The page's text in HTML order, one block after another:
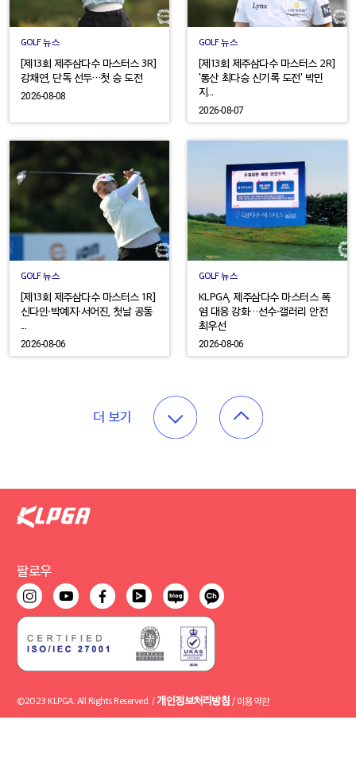
GOLF 뉴스
[제13회 제주삼다수 마스터스 3R]
강채연, 단독 선두…첫 승 도전
2026-08-08
GOLF 뉴스
[제13회 제주삼다수 마스터스 2R]
'통산 최다승 신기록 도전' 박민
지...
2026-08-07
GOLF 뉴스
[제13회 제주삼다수 마스터스 1R]
신다인·박예지·서어진, 첫날 공동
2026-08-06
GOLF 뉴스
KLPGA, 제주삼다수 마스터스 폭
염 대응 강화…선수·갤러리 안전
최우선
2026-08-06
더 보기
팔로우
©2023 KLPGA. All Rights Reserved. /개인정보처리방침 / 이용약관